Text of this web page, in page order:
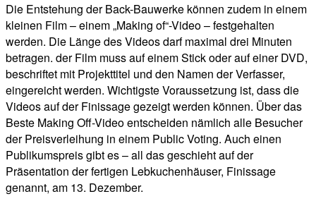
Die Entstehung der Back-Bauwerke können zudem in einem
kleinen Film – einem „Making of“-Video – festgehalten
werden. Die Länge des Videos darf maximal drei Minuten
betragen. der Film muss auf einem Stick oder auf einer DVD,
beschriftet mit Projekttitel und den Namen der Verfasser,
eingereicht werden. Wichtigste Voraussetzung ist, dass die
Videos auf der Finissage gezeigt werden können. Über das
Beste Making Off-Video entscheiden nämlich alle Besucher
der Preisverleihung in einem Public Voting. Auch einen
Publikumspreis gibt es – all das geschieht auf der
Präsentation der fertigen Lebkuchenhäuser, Finissage
genannt, am 13. Dezember.